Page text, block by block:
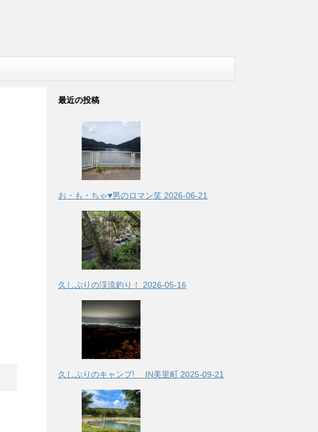
最近の投稿
お・も・ちゃ♥男のロマン笑 2026-06-21
久しぶりの渓流釣り！ 2026-05-16
久しぶりのキャンプ! IN美里町 2025-09-21